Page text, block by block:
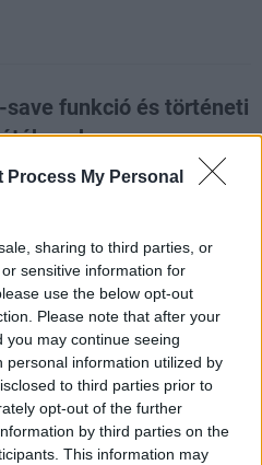
Process My Personal
sharing to third parties, or
sensitive information for
use the below opt-out
Please note that after your
may continue seeing
personal information utilized by
to third parties prior to
opt-out of the further
by third parties on the
This information may
funkció és történeti
a Pearl Abyss, milyen
aCrimson Desertjátékosai
A fejlesztők júniustól
frissítést terveznek, amelyek
történeti módosítások,
platformok közötti
szerepel. Emellett az is
készül a játék első letölthető
a közelgő fejlesztések